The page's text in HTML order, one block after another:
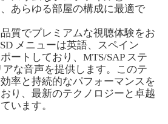
あらゆる部屋の構成に最適で
質でプレミアムな視聴体験をお
メニューは英語、スペイン
ートしており、MTS/SAP ステ
な音声を提供します。このテ
率と持続的なパフォーマンスを
り、最新のテクノロジーと卓越
います。